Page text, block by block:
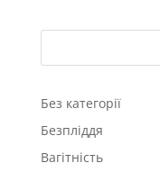
Без категорії
Безпліддя
Вагітність